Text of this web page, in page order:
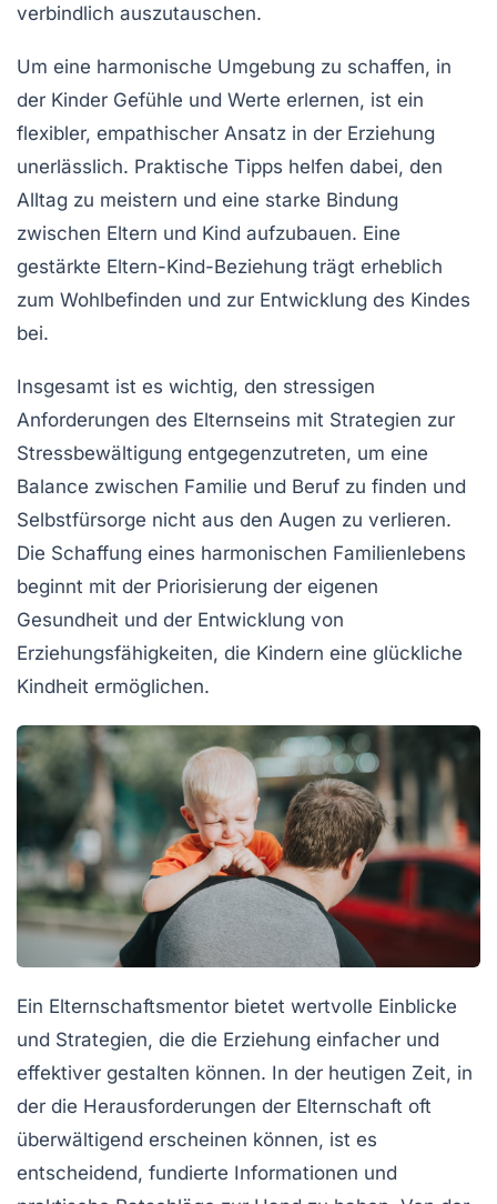
verbindlich auszutauschen.
Um eine harmonische Umgebung zu schaffen, in
der Kinder Gefühle und Werte erlernen, ist ein
flexibler, empathischer Ansatz in der Erziehung
unerlässlich. Praktische Tipps helfen dabei, den
Alltag zu meistern und eine starke Bindung
zwischen Eltern und Kind aufzubauen. Eine
gestärkte Eltern-Kind-Beziehung trägt erheblich
zum Wohlbefinden und zur Entwicklung des Kindes
bei.
Insgesamt ist es wichtig, den stressigen
Anforderungen des Elternseins mit Strategien zur
Stressbewältigung entgegenzutreten, um eine
Balance zwischen Familie und Beruf zu finden und
Selbstfürsorge nicht aus den Augen zu verlieren.
Die Schaffung eines harmonischen Familienlebens
beginnt mit der Priorisierung der eigenen
Gesundheit und der Entwicklung von
Erziehungsfähigkeiten, die Kindern eine glückliche
Kindheit ermöglichen.
Ein Elternschaftsmentor bietet wertvolle Einblicke
und Strategien, die die Erziehung einfacher und
effektiver gestalten können. In der heutigen Zeit, in
der die Herausforderungen der Elternschaft oft
überwältigend erscheinen können, ist es
entscheidend, fundierte Informationen und